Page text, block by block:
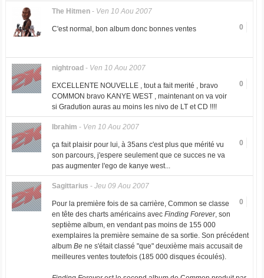
The Hitmen- Ven 10 Aou 2007
0
C'est normal, bon album donc bonnes ventes
nightroad - Ven 10 Aou 2007
0
EXCELLENTE NOUVELLE , tout a fait merité , bravo
COMMON bravo KANYE WEST , maintenant on va voir
si Gradution auras au moins les nivo de LT et CD !!!!
Ibrahim - Ven 10 Aou 2007
0
ça fait plaisir pour lui, à 35ans c'est plus que mérité vu
son parcours, j'espere seulement que ce succes ne va
pas augmenter l'ego de kanye west...
Sagittarius - Jeu 09 Aou 2007
0
Pour la première fois de sa carrière, Common se classe
en tête des charts américains avec Finding Forever, son
septième album, en vendant pas moins de 155 000
exemplaires la première semaine de sa sortie. Son précédent
album Bene s'était classé "que" deuxième mais accusait de
meilleures ventes toutefois (185 000 disques écoulés).